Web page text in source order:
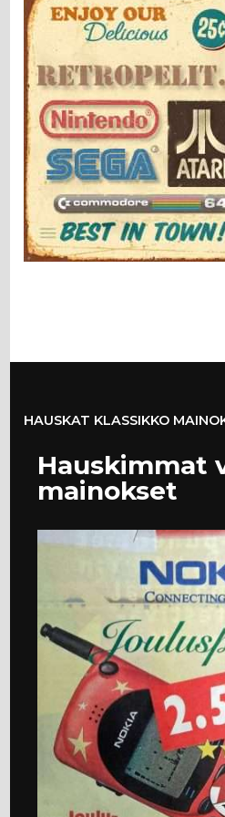
HAUSKAT KLASSIKKO
Hauskimmat
mainokset